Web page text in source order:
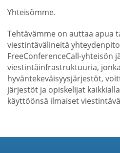
Yhteisömme.
Tehtävämme on auttaa apua
viestintävälineitä
FreeConferenceCall-yhteisön
viestintäinfrastruktuuria,
hyväntekeväisyysjärjestöt,
järjestöt ja opiskelijat
käyttöönsä ilmaiset